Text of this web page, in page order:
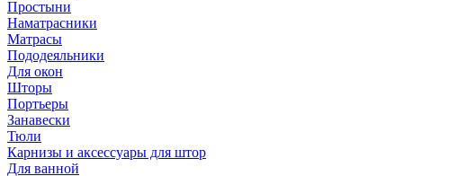
Простыни
Наматрасники
Матрасы
Пододеяльники
Для окон
Шторы
Портьеры
Занавески
Тюли
Карнизы и аксессуары для штор
Для ванной